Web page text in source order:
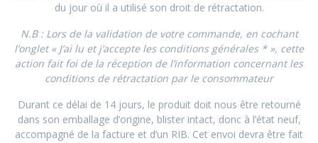
du jour où il a utilisé son droit de rétractation.
N.B : Lors de la validation de votre commande, en cochant
l’onglet« J’ai lu et j’accepte les conditions générales * », cette
action fait foi de la réception de l’information concernant les
conditions de rétractation par le consommateur
Durant ce délai de 14 jours, le produit doit nous être retourné
dans son emballage d’origine, blister intact, donc à l’état neuf,
accompagné de la facture et d’un RIB. Cet envoi devra être fait